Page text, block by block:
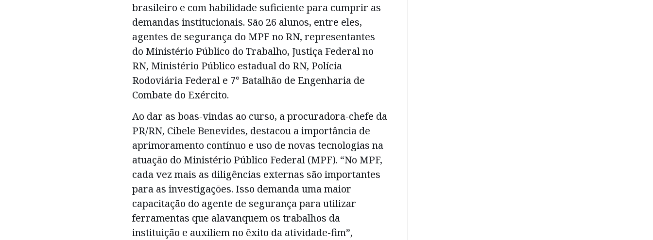
brasileiro e com habilidade suficiente para cumprir as
demandas institucionais. São 26 alunos, entre eles,
agentes de segurança do MPF no RN, representantes
do Ministério Público do Trabalho, Justiça Federal no
RN, Ministério Público estadual do RN, Polícia
Rodoviária Federal e 7° Batalhão de Engenharia de
Combate do Exército.
Ao dar as boas-vindas ao curso, a procuradora-chefe da
PR/RN, Cibele Benevides, destacou a importância de
aprimoramento contínuo e uso de novas tecnologias na
atuação do Ministério Público Federal (MPF). “No MPF,
cada vez mais as diligências externas são importantes
para as investigações. Isso demanda uma maior
capacitação do agente de segurança para utilizar
ferramentas que alavanquem os trabalhos da
instituição e auxiliem no êxito da atividade-fim”,